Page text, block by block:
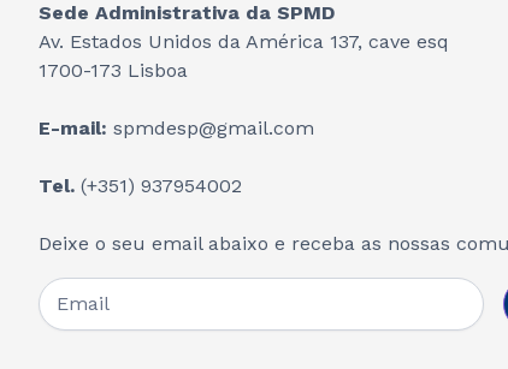
Sede Administrativa da SPMD
Av. Estados Unidos da América 137, cave esq
1700-173 Lisboa
E-mail: spmdesp@gmail.com
Tel. (+351) 937954002
Deixe o seu email abaixo e receba as nossas